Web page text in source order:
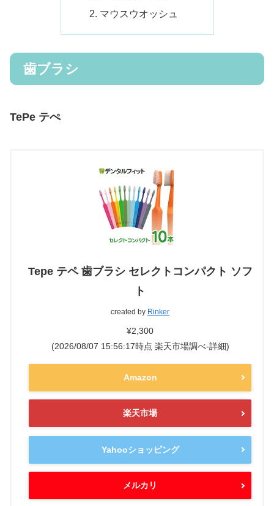
マウスウオッシュ
歯ブラシ
TePe テぺ
Tepe テペ 歯ブラシ セレクトコンパクト ソフ
ト
created by Rinker
¥2,300
(2026/08/07 15:56:17時点 楽天市場調べ-詳細)
Amazon
楽天市場
Yahooショッピング
メルカリ